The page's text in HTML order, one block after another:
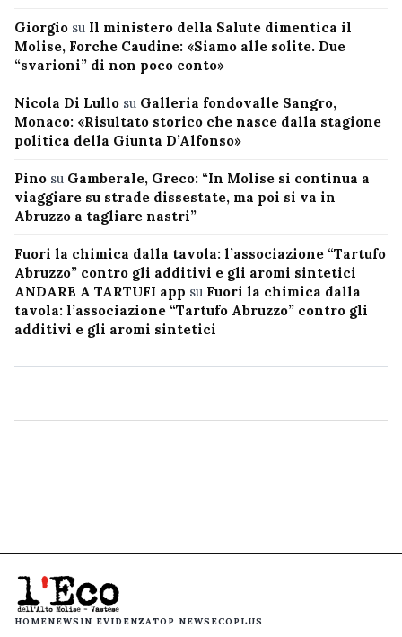
Giorgio su Il ministero della Salute dimentica il
Molise, Forche Caudine: «Siamo alle solite. Due
“svarioni” di non poco conto»
Nicola Di Lullo su Galleria fondovalle Sangro,
Monaco: «Risultato storico che nasce dalla stagione
politica della Giunta D’Alfonso»
Pino su Gamberale, Greco: “In Molise si continua a
viaggiare su strade dissestate, ma poi si va in
Abruzzo a tagliare nastri”
Fuori la chimica dalla tavola: l’associazione “Tartufo
Abruzzo” contro gli additivi e gli aromi sintetici
ANDARE A TARTUFI app su Fuori la chimica dalla
tavola: l’associazione “Tartufo Abruzzo” contro gli
additivi e gli aromi sintetici
HOMENEWS IN EVIDENZATOP NEWS ECOPLUS